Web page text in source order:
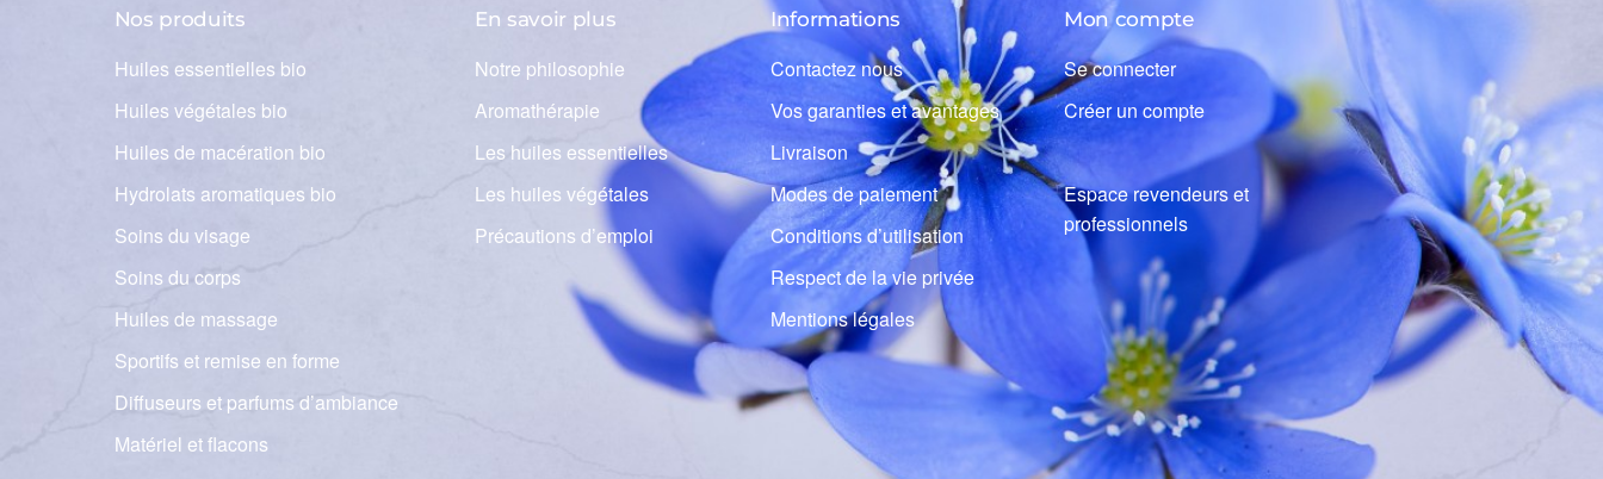
Nos produits
Huiles essentielles bio
Huiles végétales bio
Huiles de macération bio
Hydrolats aromatiques bio
Soins du visage
Soins du corps
Huiles de massage
Sportifs et remise en forme
Diffuseurs et parfums d’ambiance
Matériel et flacons
En savoir plus
Notre philosophie
Aromathérapie
Les huiles essentielles
Les huiles végétales
Précautions d’emploi
Informations
Contactez nous
Vos garanties et avantages
Livraison
Modes de paiement
Conditions d’utilisation
Respect de la vie privée
Mentions légales
Mon compte
Se connecter
Créer un compte
Espace revendeurs et
professionnels